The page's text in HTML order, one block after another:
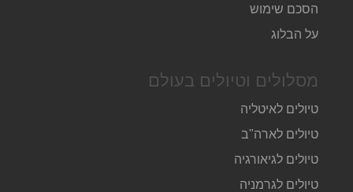
הסכם שימוש
על הבלוג
מסלולים וטיולים בעולם
טיולים לאיטליה
טיולים לארה"ב
טיולים לגיאורגיה
טיולים לגרמניה